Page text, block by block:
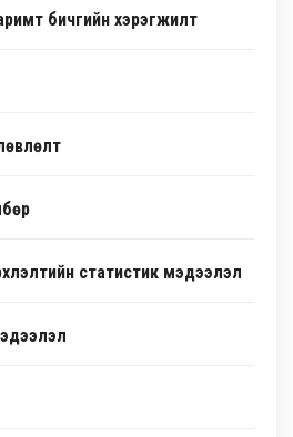
бичгийн хэрэгжилт
статистик мэдээлэл